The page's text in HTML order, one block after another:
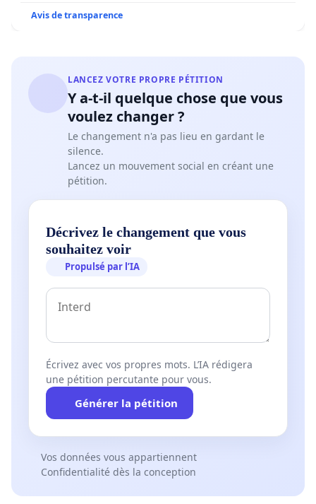
Avis de transparence
LANCEZ VOTRE PROPRE PÉTITION
Y a-t-il quelque chose que vous
voulez changer ?
Le changement n'a pas lieu en gardant le
silence.
Lancez un mouvement social en créant une
pétition.
Décrivez le changement que vous
souhaitez voir
Propulsé par l’IA
Écrivez avec vos propres mots. L’IA rédigera
une pétition percutante pour vous.
Générer la pétition
Vos données vous appartiennent
Confidentialité dès la conception